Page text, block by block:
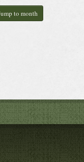
to month